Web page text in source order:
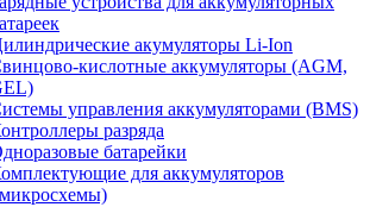
акумуляторы Li-Ion
кислотные аккумуляторы (AGM,
управления аккумуляторами (BMS)
разряда
батарейки
для аккумуляторов